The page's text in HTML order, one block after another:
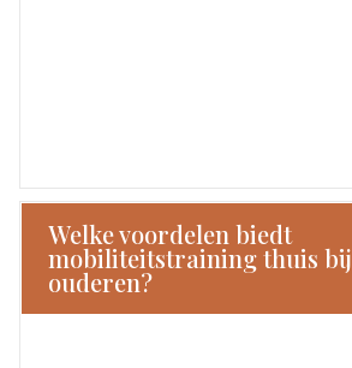
Welke voordelen biedt
mobiliteitstraining thuis bij
ouderen?